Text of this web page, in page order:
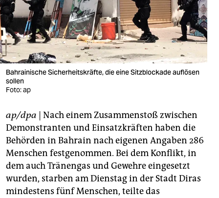
wahrheit
verlag
verlag
veranstaltungen
shop
fragen & hilfe
unterstützen
abo
genossenschaft
epaper login
Bahrainische Sicherheitskräfte, die eine Sitzblockade auflösen
sollen
Foto: ap
ap/dpa | Nach einem Zusammenstoß zwischen
Demonstranten und Einsatzkräften haben die
Behörden in Bahrain nach eigenen Angaben 286
Menschen festgenommen. Bei dem Konflikt, in
dem auch Tränengas und Gewehre eingesetzt
wurden, starben am Dienstag in der Stadt Diras
mindestens fünf Menschen, teilte das